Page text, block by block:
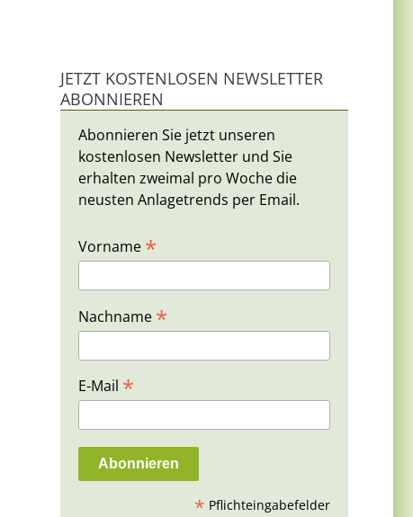
JETZT KOSTENLOSEN NEWSLETTER
ABONNIEREN
Abonnieren Sie jetzt unseren
kostenlosen Newsletter und Sie
erhalten zweimal pro Woche die
neusten Anlagetrends per Email.
Vorname *
Nachname *
E-Mail *
* Pflichteingabefelder